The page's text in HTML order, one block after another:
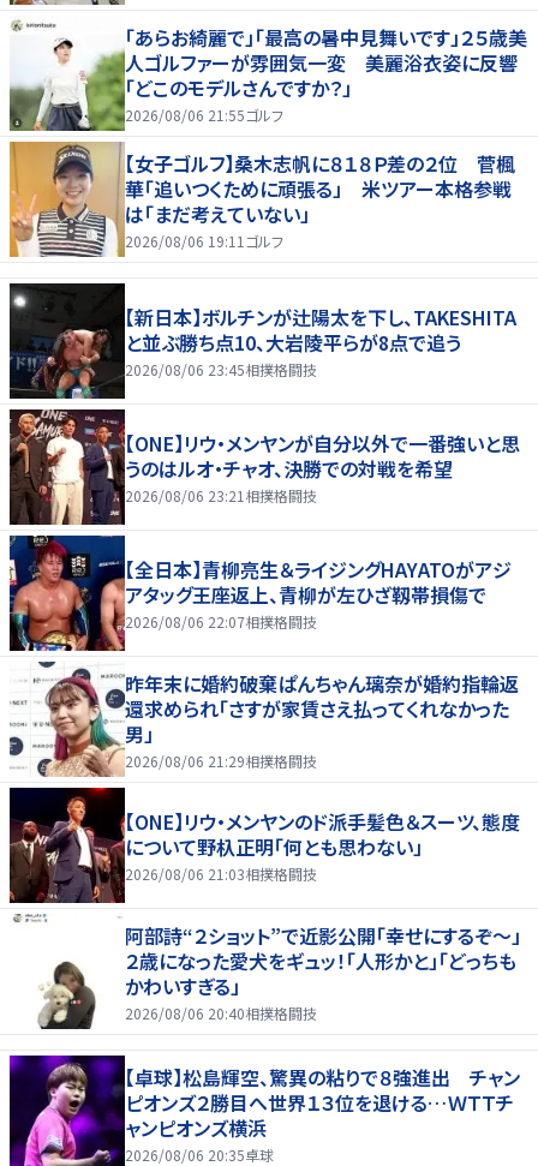
「あらお綺麗で」「最高の暑中見舞いです」２５歳美
人ゴルファーが雰囲気一変 美麗浴衣姿に反響
「どこのモデルさんですか？」
2026/08/06 21:55ゴルフ
【女子ゴルフ】桑木志帆に８１８Ｐ差の２位 菅楓
華「追いつくために頑張る」 米ツアー本格参戦
は「まだ考えていない」
2026/08/06 19:11 ゴルフ
【新日本】ボルチンが辻陽太を下し、TAKESHITA
と並ぶ勝ち点10、大岩陵平らが8点で追う
2026/08/06 23:45相撲格闘技
【ONE】リウ・メンヤンが自分以外で一番強いと思
うのはルオ・チャオ、決勝での対戦を希望
2026/08/06 23:21 相撲格闘技
【全日本】青柳亮生＆ライジングHAYATOがアジ
アタッグ王座返上、青柳が左ひざ靱帯損傷で
2026/08/06 22:07相撲格闘技
昨年末に婚約破棄ぱんちゃん璃奈が婚約指輪返
還求められ「さすが家賃さえ払ってくれなかった
男」
2026/08/06 21:29相撲格闘技
【ONE】リウ・メンヤンのド派手髪色＆スーツ、態度
について野杁正明「何とも思わない」
2026/08/06 21:03相撲格闘技
阿部詩“２ショット”で近影公開「幸せにするぞ〜」
２歳になった愛犬をギュッ！「人形かと」「どっちも
かわいすぎる」
2026/08/06 20:40相撲格闘技
【卓球】松島輝空、驚異の粘りで８強進出 チャン
ピオンズ２勝目へ世界１３位を退ける…ＷＴＴチ
ャンピオンズ横浜
2026/08/06 20:35卓球